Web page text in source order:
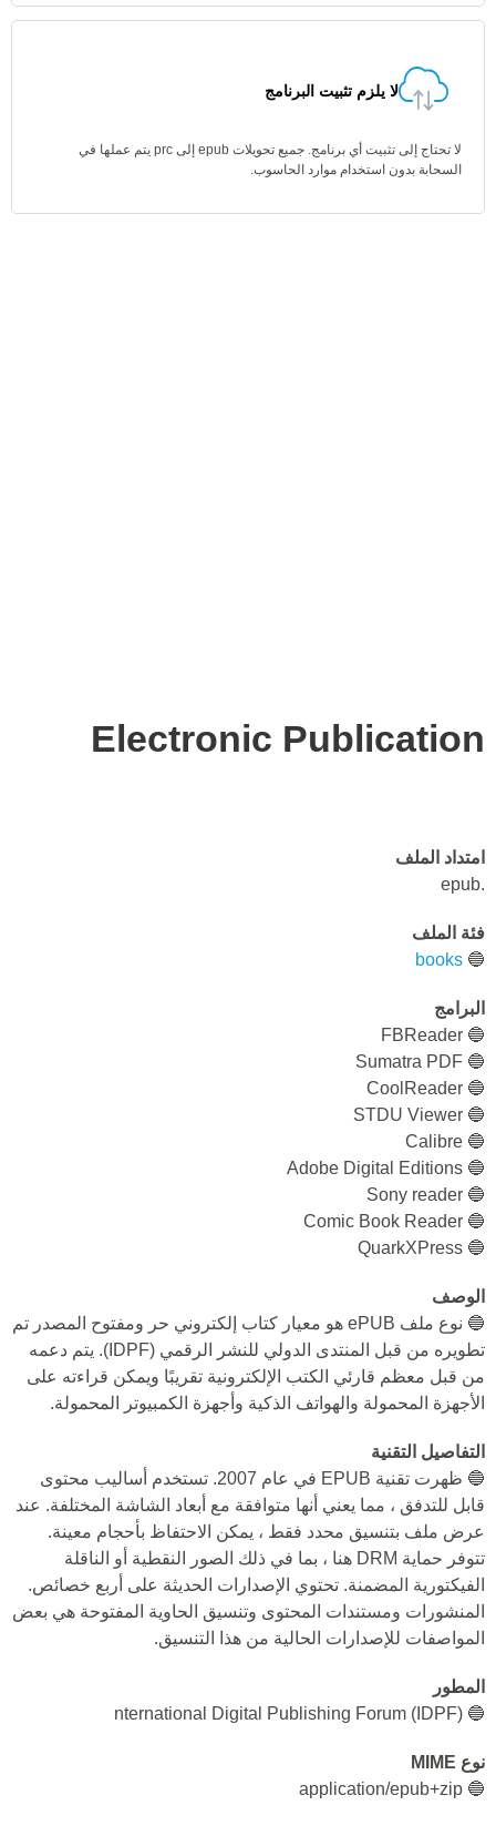
لا يلزم تثبيت البرنامج
لا تحتاج إلى تثبيت أي برنامج. جميع تحويلات epub إلى prc يتم عملها في
السحابة بدون استخدام موارد الحاسوب.
Electronic Publication
امتداد الملف
.epub
فئة الملف
🔵
books
البرامج
🔵 FBReader
🔵 Sumatra PDF
🔵 CoolReader
🔵 STDU Viewer
🔵 Calibre
🔵 Adobe Digital Editions
🔵 Sony reader
🔵 Comic Book Reader
🔵 QuarkXPress
الوصف
🔵 نوع ملف ePUB هو معيار كتاب إلكتروني حر ومفتوح المصدر تم
تطويره من قبل المنتدى الدولي للنشر الرقمي (IDPF). يتم دعمه
من قبل معظم قارئي الكتب الإلكترونية تقريبًا ويمكن قراءته على
الأجهزة المحمولة والهواتف الذكية وأجهزة الكمبيوتر المحمولة.
التفاصيل التقنية
🔵 ظهرت تقنية EPUB في عام 2007. تستخدم أساليب محتوى
قابل للتدفق ، مما يعني أنها متوافقة مع أبعاد الشاشة المختلفة. عند
عرض ملف بتنسيق محدد فقط ، يمكن الاحتفاظ بأحجام معينة.
تتوفر حماية DRM هنا ، بما في ذلك الصور النقطية أو الناقلة
الفيكتورية المضمنة. تحتوي الإصدارات الحديثة على أربع خصائص.
المنشورات ومستندات المحتوى وتنسيق الحاوية المفتوحة هي بعض
المواصفات للإصدارات الحالية من هذا التنسيق.
المطور
🔵 nternational Digital Publishing Forum (IDPF)
نوع MIME
🔵 application/epub+zip